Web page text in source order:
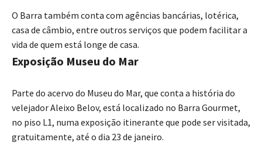
O Barra também conta com agências bancárias, lotérica,
casa de câmbio, entre outros serviços que podem facilitar a
vida de quem está longe de casa.
Exposição Museu do Mar
Parte do acervo do Museu do Mar, que conta a história do
velejador Aleixo Belov, está localizado no Barra Gourmet,
no piso L1, numa exposição itinerante que pode ser visitada,
gratuitamente, até o dia 23 de janeiro.